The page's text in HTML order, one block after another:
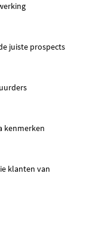
juiste prospects
kenmerken
klanten van